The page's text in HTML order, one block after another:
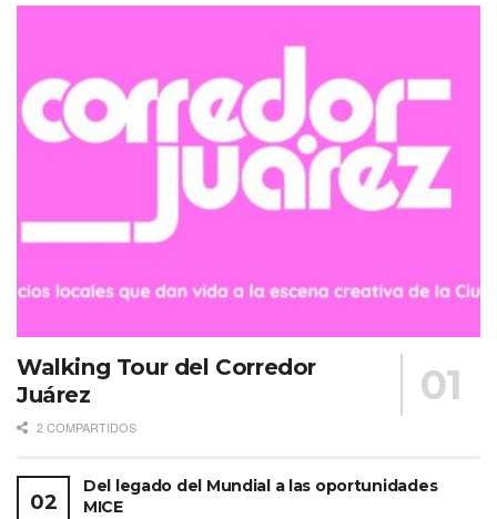
Walking Tour del Corredor
Juárez
2 COMPARTIDOS
Del legado del Mundial a las oportunidades
MICE